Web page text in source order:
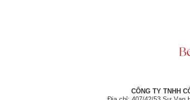
CÔNG TY TNHH